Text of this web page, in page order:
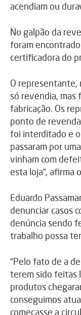
acendiam ou
No galpão da
foram
certificadora do
O representante,
só revendia, mas
fabricação. Os
ponto de
foi interditado e
passaram por
vinham com
esta loja”, afirma
Eduardo
denunciar casos
denúncia sendo
trabalho possa
“Pelo fato de a
terem sido feitas
produtos
conseguimos
começasse a